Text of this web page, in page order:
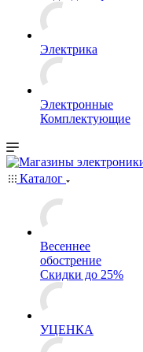
Электрика
Электронные
Комплектующие
Каталог
Весеннее
обострение
Скидки до 25%
УЦЕНКА